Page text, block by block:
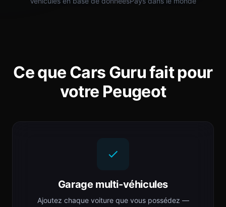
Ce que Cars Guru fait pour
votre Peugeot
Garage multi-véhicules
Ajoutez chaque voiture que vous possédez —